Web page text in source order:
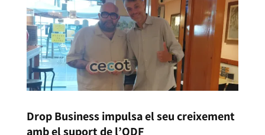
Drop Business impulsa el seu creixement
amb el suport de l’ODF